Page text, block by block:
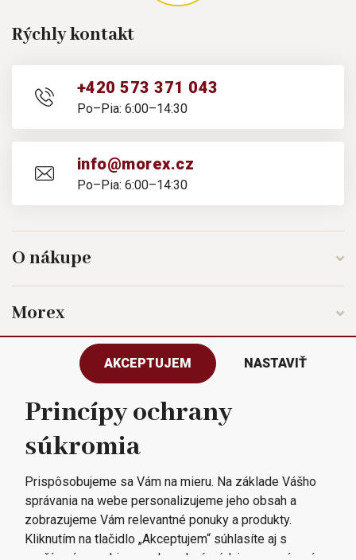
Rýchly kontakt
+420 573 371 043
Po–Pia: 6:00–14:30
info@morex.cz
Po–Pia: 6:00–14:30
O nákupe
Morex
Sledujte nás
Všetky práva vyhradené © 2023
Morex, spol. s r.o.
AKCEPTUJEM NASTAVIŤ
Princípy ochrany
súkromia
Prispôsobujeme sa Vám na mieru. Na základe Vášho
správania na webe personalizujeme jeho obsah a
zobrazujeme Vám relevantné ponuky a produkty.
Kliknutím na tlačidlo „Akceptujem“ súhlasíte aj s